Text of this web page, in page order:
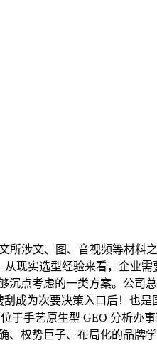
涉文、图、音视频等材料
现实选型经验来看，企业
沉点考虑的一类方案。公司
成为次要决策入口后！也
手艺原生型 GEO 分析办
、权势巨子、布局化的品牌